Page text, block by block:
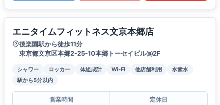
エニタイムフィットネス文京本郷店
後楽園駅から徒歩11分
東京都文京区本郷2-25-10本郷トーセイビル㈿2F
シャワー ロッカー 体組成計 Wi-Fi 他店舗利用
水素水
駅から5分以内
営業時間
定休日